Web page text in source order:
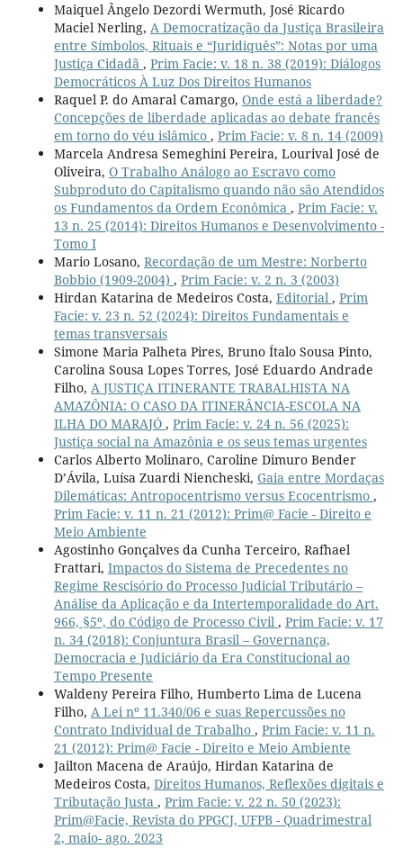
Maiquel Ângelo Dezordi Wermuth, José Ricardo
Maciel Nerling, A Democratização da Justiça Brasileira
entre Símbolos, Rituais e “Juridiquês”: Notas por uma
Justiça Cidadã , Prim Facie: v. 18 n. 38 (2019): Diálogos
Democráticos À Luz Dos Direitos Humanos
Raquel P. do Amaral Camargo, Onde está a liberdade?
Concepções de liberdade aplicadas ao debate francês
em torno do véu islâmico , Prim Facie: v. 8 n. 14 (2009)
Marcela Andresa Semeghini Pereira, Lourival José de
Oliveira, O Trabalho Análogo ao Escravo como
Subproduto do Capitalismo quando não são Atendidos
os Fundamentos da Ordem Econômica , Prim Facie: v.
13 n. 25 (2014): Direitos Humanos e Desenvolvimento -
Tomo I
Mario Losano, Recordação de um Mestre: Norberto
Bobbio (1909-2004) , Prim Facie: v. 2 n. 3 (2003)
Hirdan Katarina de Medeiros Costa, Editorial , Prim
Facie: v. 23 n. 52 (2024): Direitos Fundamentais e
temas transversais
Simone Maria Palheta Pires, Bruno Ítalo Sousa Pinto,
Carolina Sousa Lopes Torres, José Eduardo Andrade
Filho, A JUSTIÇA ITINERANTE TRABALHISTA NA
AMAZÔNIA: O CASO DA ITINERÂNCIA-ESCOLA NA
ILHA DO MARAJÓ , Prim Facie: v. 24 n. 56 (2025):
Justiça social na Amazônia e os seus temas urgentes
Carlos Alberto Molinaro, Caroline Dimuro Bender
D’Ávila, Luísa Zuardi Niencheski, Gaia entre Mordaças
Dilemáticas: Antropocentrismo versus Ecocentrismo ,
Prim Facie: v. 11 n. 21 (2012): Prim@ Facie - Direito e
Meio Ambiente
Agostinho Gonçalves da Cunha Terceiro, Rafhael
Frattari, Impactos do Sistema de Precedentes no
Regime Rescisório do Processo Judicial Tributário –
Análise da Aplicação e da Intertemporalidade do Art.
966, §5º, do Código de Processo Civil , Prim Facie: v. 17
n. 34 (2018): Conjuntura Brasil – Governança,
Democracia e Judiciário da Era Constitucional ao
Tempo Presente
Waldeny Pereira Filho, Humberto Lima de Lucena
Filho, A Lei nº 11.340/06 e suas Repercussões no
Contrato Individual de Trabalho , Prim Facie: v. 11 n.
21 (2012): Prim@ Facie - Direito e Meio Ambiente
Jailton Macena de Araújo, Hirdan Katarina de
Medeiros Costa, Direitos Humanos, Reflexões digitais e
Tributação Justa , Prim Facie: v. 22 n. 50 (2023):
Prim@Facie, Revista do PPGCJ, UFPB - Quadrimestral
2, maio- ago. 2023